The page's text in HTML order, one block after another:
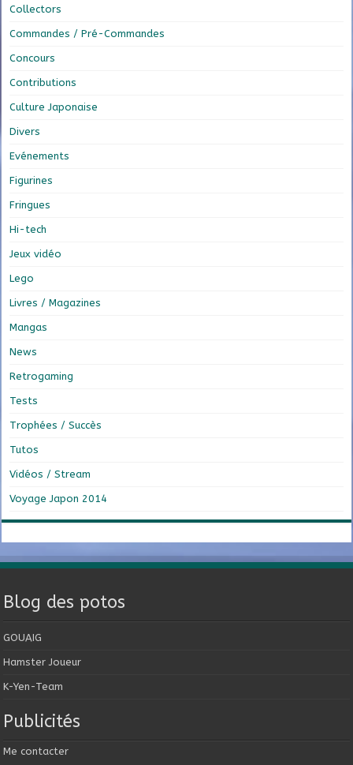
Collectors
Commandes / Pré-Commandes
Concours
Contributions
Culture Japonaise
Divers
Evénements
Figurines
Fringues
Hi-tech
Jeux vidéo
Lego
Livres / Magazines
Mangas
News
Retrogaming
Tests
Trophées / Succès
Tutos
Vidéos / Stream
Voyage Japon 2014
Blog des potos
GOUAIG
Hamster Joueur
K-Yen-Team
Publicités
Me contacter